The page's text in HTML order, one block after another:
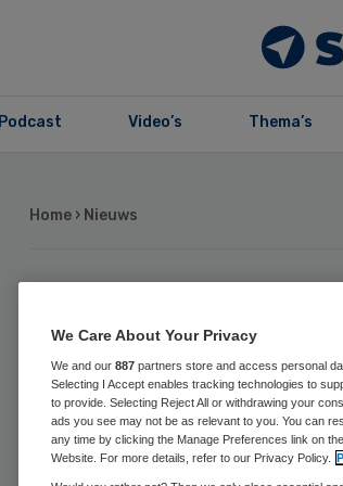
Podcast Video’s Thema’s
Home › Nieuws
Schurft
We Care About Your Privacy
We and our 887 partners store and access personal
Selecting I Accept enables tracking technologies to
to provide. Selecting Reject All or withdrawing your
ads you see may not be as relevant to you. You can
any time by clicking the Manage Preferences link on
Website. For more details, refer to our Privacy Policy.